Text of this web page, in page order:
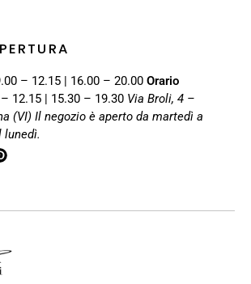
– 12.15 | 16.00 – 20.00 Orario
12.15 | 15.30 – 19.30 Via Broli, 4 –
(VI) Il negozio è aperto da martedì a
lunedì.